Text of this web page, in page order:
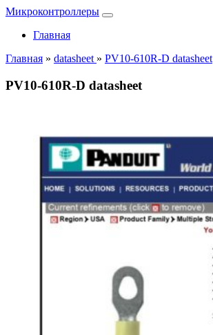
Микроконтроллеры
Главная
Главная » datasheet » PV10-610R-D datasheet
PV10-610R-D datasheet